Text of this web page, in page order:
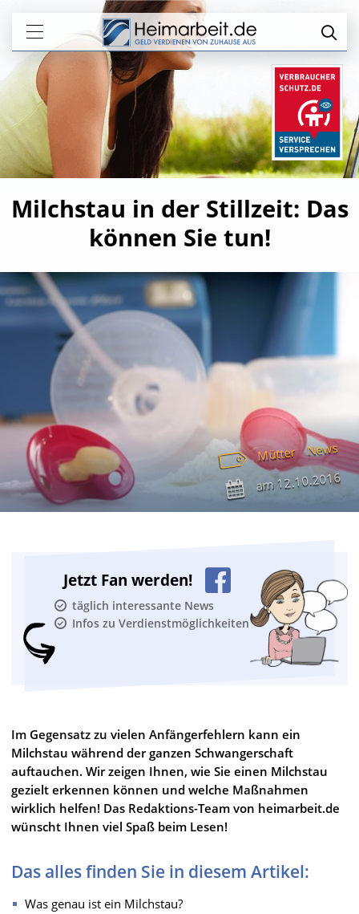
Milchstau in der Stillzeit: Das
können Sie tun!
Mütter News
am12.10.2016
Jetzt Fan werden!
täglich interessante News
Infos zu Verdienstmöglichkeiten
Im Gegensatz zu vielen Anfängerfehlern kann ein
Milchstau während der ganzen Schwangerschaft
auftauchen. Wir zeigen Ihnen, wie Sie einen Milchstau
gezielt erkennen können und welche Maßnahmen
wirklich helfen! Das Redaktions-Team von heimarbeit.de
wünscht Ihnen viel Spaß beim Lesen!
Das alles finden Sie in diesem Artikel:
Was genau ist ein Milchstau?